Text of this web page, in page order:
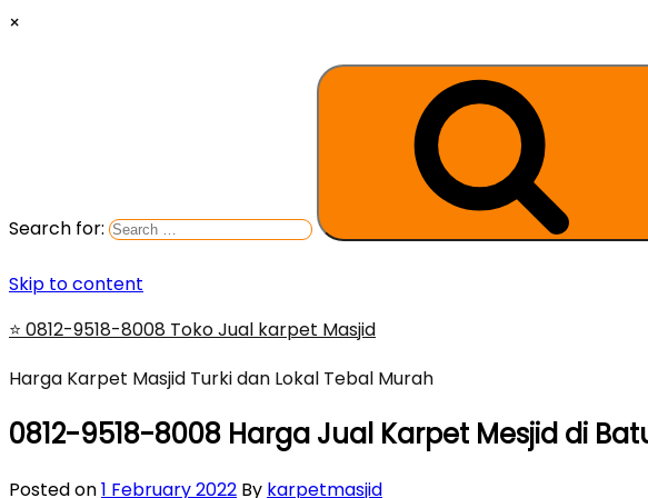
×
Search for:
Skip to content
⭐ 0812-9518-8008 Toko Jual karpet Masjid
Harga Karpet Masjid Turki dan Lokal Tebal Murah
0812-9518-8008 Harga Jual Karpet Mesjid di
Posted on1 February 2022 By karpetmasjid